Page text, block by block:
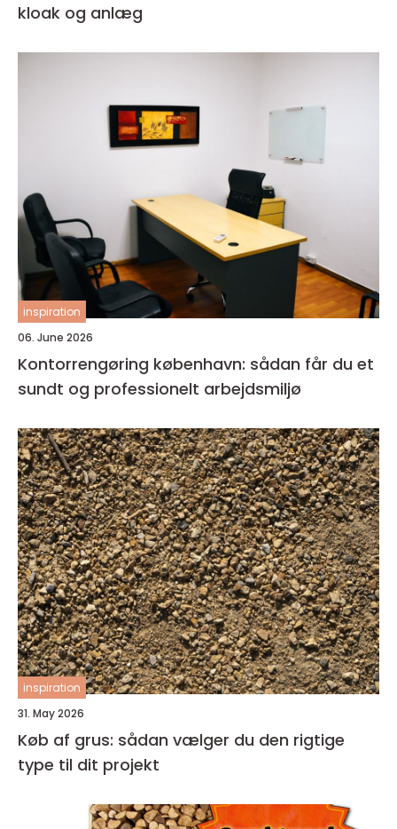
kloak og anlæg
inspiration
06. June 2026
Kontorrengøring københavn: sådan får du et
sundt og professionelt arbejdsmiljø
inspiration
31. May 2026
Køb af grus: sådan vælger du den rigtige
type til dit projekt